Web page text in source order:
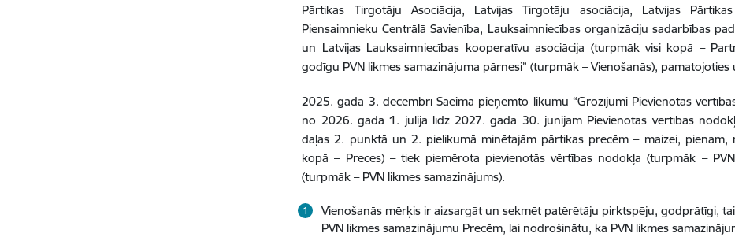
Pārtikas Tirgotāju Asociācija, Latvijas Tirgotāju asociācija, Latvijas
Piensaimnieku Centrālā Savienība, Lauksaimniecības organizāciju sadarbības
un Latvijas Lauksaimniecības kooperatīvu asociācija (turpmāk visi kopā –
godīgu PVN likmes samazinājuma pārnesi” (turpmāk – Vienošanās), pamatojoties
2025. gada 3. decembrī Saeimā pieņemto likumu “Grozījumi Pievienotās
no 2026. gada 1. jūlija līdz 2027. gada 30. jūnijam Pievienotās vērtības
daļas 2. punktā un 2. pielikumā minētajām pārtikas precēm – maizei,
kopā – Preces) – tiek piemērota pievienotās vērtības nodokļa (turpmāk –
(turpmāk – PVN likmes samazinājums).
Vienošanās mērķis ir aizsargāt un sekmēt patērētāju pirktspēju, godprātīgi,
PVN likmes samazinājumu Precēm, lai nodrošinātu, ka PVN likmes